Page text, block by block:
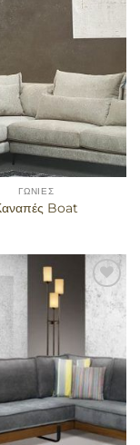
στα
αγαπημένα
ΓΩΝΊΕΣ
Boat
Προσθήκη